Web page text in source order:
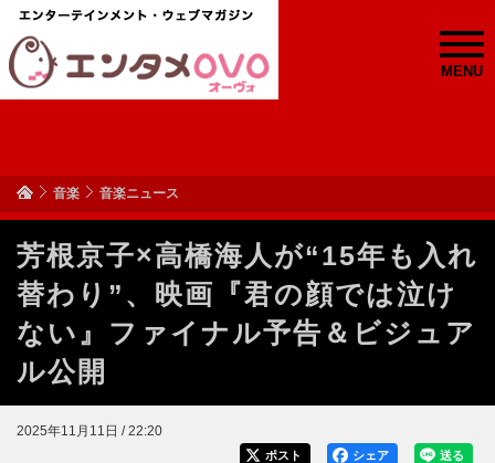
MENU
音楽 音楽ニュース
芳根京子×高橋海人が“15年も入れ
替わり”、映画『君の顔では泣け
ない』ファイナル予告＆ビジュア
ル公開
2025年11月11日 / 22:20
送る
シェア
ポスト